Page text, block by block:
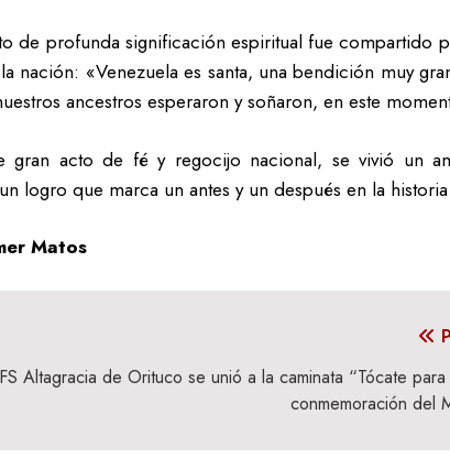
de profunda significación espiritual fue compartido
nación: «Venezuela es santa, una bendición muy
ancestros esperaron y soñaron, en este
gran acto de fé y regocijo nacional, se vivió un
logro que marca un antes y un después en la
Matos
Altagracia de Orituco se unió a la caminata “Tócate
conmemoración del